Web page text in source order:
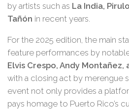
by artists such as La India,
Tañón in recent years.
For the 2025 edition, the main
feature performances by
Elvis Crespo, Andy Montañez,
with a closing act by merengue
event not only provides a
pays homage to Puerto Rico’s